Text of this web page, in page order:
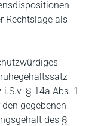
-
Rechtslage als
§ 14a Abs. 1
gegebenen
des §